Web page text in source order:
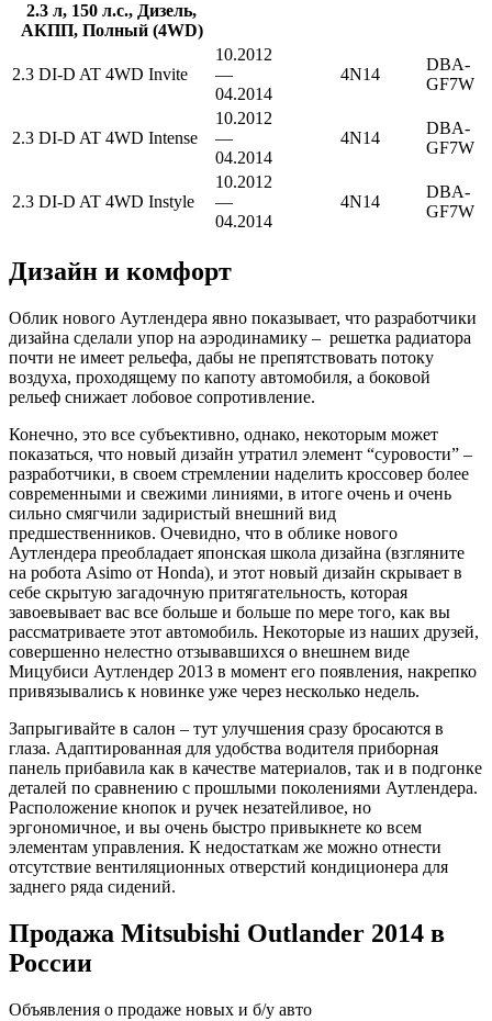
2.3 л, 150 л.с., Дизель,
АКПП, Полный (4WD)
2.3 DI-D AT 4WD Invite
10.2012
—
04.2014
4N14
DBA-
GF7W
2.3 DI-D AT 4WD Intense
10.2012
—
04.2014
4N14
DBA-
GF7W
2.3 DI-D AT 4WD Instyle
10.2012
—
04.2014
4N14
DBA-
GF7W
Дизайн и комфорт
Облик нового Аутлендера явно показывает, что разработчики
дизайна сделали упор на аэродинамику – решетка радиатора
почти не имеет рельефа, дабы не препятствовать потоку
воздуха, проходящему по капоту автомобиля, а боковой
рельеф снижает лобовое сопротивление.
Конечно, это все субъективно, однако, некоторым может
показаться, что новый дизайн утратил элемент “суровости” –
разработчики, в своем стремлении наделить кроссовер более
современными и свежими линиями, в итоге очень и очень
сильно смягчили задиристый внешний вид
предшественников. Очевидно, что в облике нового
Аутлендера преобладает японская школа дизайна (взгляните
на робота Asimo от Honda), и этот новый дизайн скрывает в
себе скрытую загадочную притягательность, которая
завоевывает вас все больше и больше по мере того, как вы
рассматриваете этот автомобиль. Некоторые из наших друзей,
совершенно нелестно отзывавшихся о внешнем виде
Мицубиси Аутлендер 2013 в момент его появления, накрепко
привязывались к новинке уже через несколько недель.
Запрыгивайте в салон – тут улучшения сразу бросаются в
глаза. Адаптированная для удобства водителя приборная
панель прибавила как в качестве материалов, так и в подгонке
деталей по сравнению с прошлыми поколениями Аутлендера.
Расположение кнопок и ручек незатейливое, но
эргономичное, и вы очень быстро привыкнете ко всем
элементам управления. К недостаткам же можно отнести
отсутствие вентиляционных отверстий кондиционера для
заднего ряда сидений.
Продажа Mitsubishi Outlander 2014 в
России
Объявления о продаже новых и б/у авто